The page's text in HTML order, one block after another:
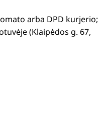
arba DPD kurjerio;
(Klaipėdos g. 67,